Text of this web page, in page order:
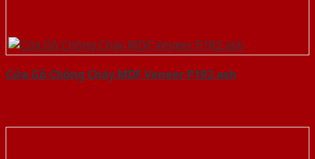
Cửa Gỗ Chống Cháy MDF Veneer P1R2 ash